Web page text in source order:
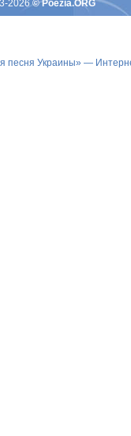
2026© Poezia.ORG
песня Украины» —